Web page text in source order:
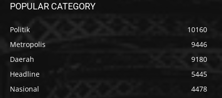
POPULAR CATEGORY
Politik
10160
Metropolis
9446
Daerah
9180
Headline
5445
Nasional
4478